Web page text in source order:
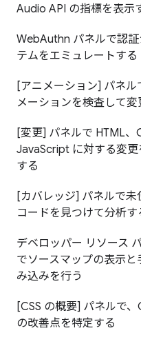
Audio API の指標を表示
WebAuthn パネルで認証
テムをエミュレートする
[アニメーション] パネル
メーションを検査して変
[変更] パネルで HTML、
JavaScript に対する変更
する
[カバレッジ] パネルで未
コードを見つけて分析す
デベロッパー リソース
でソースマップの表示と
み込みを行う
[CSS の概要] パネルで、
の改善点を特定する